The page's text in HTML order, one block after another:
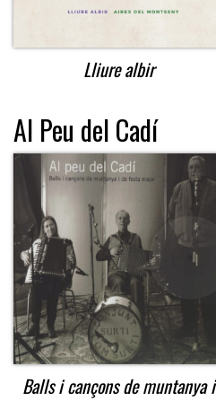
Lliure albir
Al Peu del Cadí
Balls i cançons de muntanya i